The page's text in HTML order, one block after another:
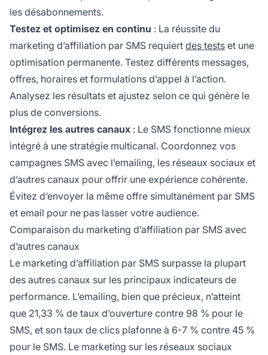
les désabonnements.
Testez et optimisez en continu : La réussite du
marketing d’affiliation par SMS requiert des tests et une
optimisation permanente. Testez différents messages,
offres, horaires et formulations d’appel à l’action.
Analysez les résultats et ajustez selon ce qui génère le
plus de conversions.
Intégrez les autres canaux : Le SMS fonctionne mieux
intégré à une stratégie multicanal. Coordonnez vos
campagnes SMS avec l’emailing, les réseaux sociaux et
d’autres canaux pour offrir une expérience cohérente.
Évitez d’envoyer la même offre simultanément par SMS
et email pour ne pas lasser votre audience.
Comparaison du marketing d’affiliation par SMS avec
d’autres canaux
Le marketing d’affiliation par SMS surpasse la plupart
des autres canaux sur les principaux indicateurs de
performance. L’emailing, bien que précieux, n’atteint
que 21,33 % de taux d’ouverture contre 98 % pour le
SMS, et son taux de clics plafonne à 6-7 % contre 45 %
pour le SMS. Le marketing sur les réseaux sociaux